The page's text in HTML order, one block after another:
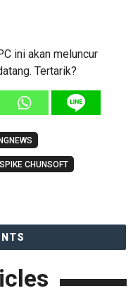
ini akan meluncur
Tertarik?
SPIKE CHUNSOFT